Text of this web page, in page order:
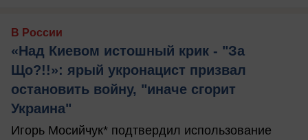
В России
«Над Киевом истошный крик - "За
Що?!!»: ярый укронацист призвал
остановить войну, "иначе сгорит
Украина"
Игорь Мосийчук* подтвердил использование